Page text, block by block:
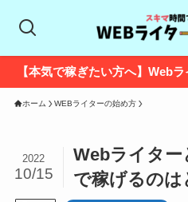
【本気で稼ぎたい方へ】Web
ホーム WEBライターの始め方
Webライター
で稼げるのは
2022
10/15